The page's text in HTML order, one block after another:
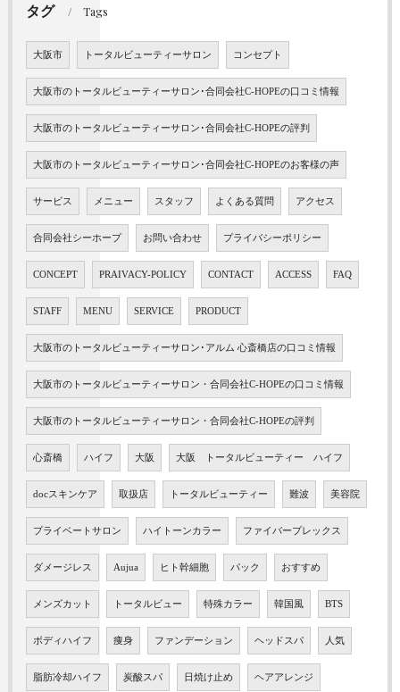
タグ Tags
大阪市 トータルビューティーサロン コンセプト
大阪市のトータルビューティーサロン･合同会社C-HOPEの口コミ情報
大阪市のトータルビューティーサロン･合同会社C-HOPEの評判
大阪市のトータルビューティーサロン･合同会社C-HOPEのお客様の声
サービス メニュー スタッフ よくある質問 アクセス
合同会社シーホープ お問い合わせ プライバシーポリシー
CONCEPT PRAIVACY-POLICY CONTACT ACCESS FAQ
STAFF MENU SERVICE PRODUCT
大阪市のトータルビューティーサロン･アルム 心斎橋店の口コミ情報
大阪市のトータルビューティーサロン・合同会社C-HOPEの口コミ情報
大阪市のトータルビューティーサロン・合同会社C-HOPEの評判
心斎橋 ハイフ 大阪 大阪 トータルビューティー ハイフ
docスキンケア 取扱店 トータルビューティー 難波 美容院
プライベートサロン ハイトーンカラー ファイバープレックス
ダメージレス Aujua ヒト幹細胞 パック おすすめ
メンズカット トータルビュー 特殊カラー 韓国風 BTS
ボディハイフ 痩身 ファンデーション ヘッドスパ 人気
脂肪冷却ハイフ 炭酸スパ 日焼け止め ヘアアレンジ